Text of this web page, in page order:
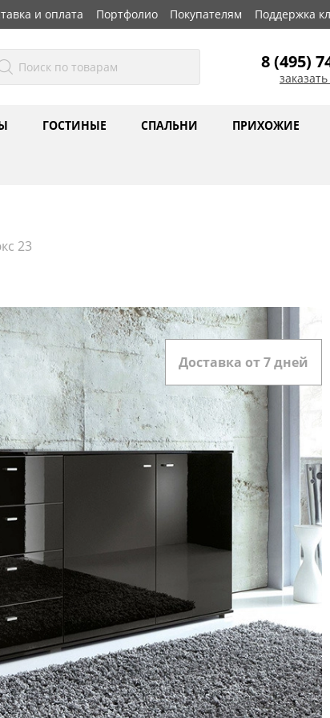
и оплата Портфолио Покупателям Поддержка
8 (495)
ГОСТИНЫЕ СПАЛЬНИ ПРИХОЖИЕ
23
Доставка от 7 дней